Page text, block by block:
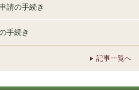
請の手続き
手続き
記事一覧へ